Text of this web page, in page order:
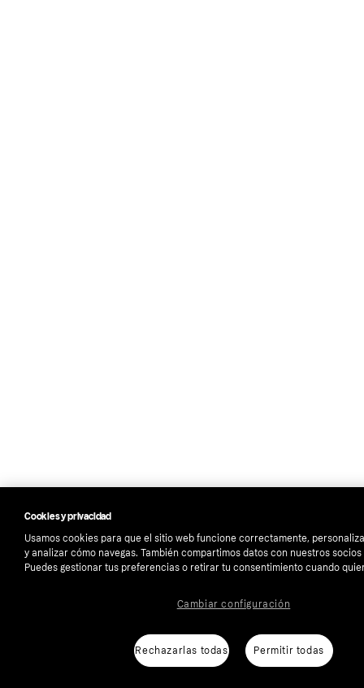
Cookies y privacidad
Usamos cookies para que el sitio web funcione correctamente,
y analizar cómo navegas. También compartimos datos con nuestros
Puedes gestionar tus preferencias o retirar tu consentimiento cuando
Rechazarlas todas Permitir todas
Cambiar configuración